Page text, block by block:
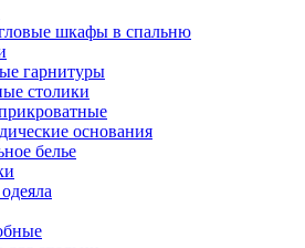
шкафы в спальню
гарнитуры
столики
основания
белье